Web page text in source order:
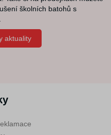
školních batohů s
aktuality